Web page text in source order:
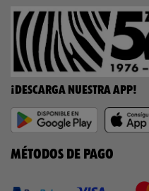
¡DESCARGA NUESTRA APP!
MÉTODOS DE PAGO